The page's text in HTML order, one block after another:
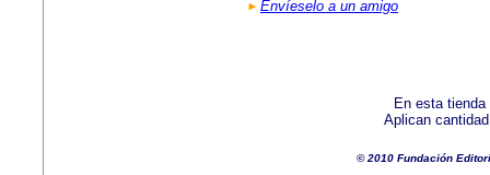
Envíeselo a un amigo
En esta
Aplican
© 2010 Fundación